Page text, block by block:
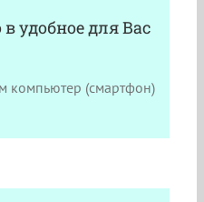
удобное для Вас
компьютер (смартфон)